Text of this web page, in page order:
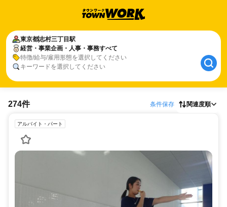
東京都志村三丁目駅
経営・事業企画・人事・事務すべて
特徴/給与/雇用形態を選択してください
キーワードを選択してください
274件 条件保存 関連度順
アルバイト・パート